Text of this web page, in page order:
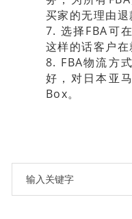
买家的无理由退
7. 选择FBA可
这样的话客户在
8. FBA物流方
好，对日本亚
Box。